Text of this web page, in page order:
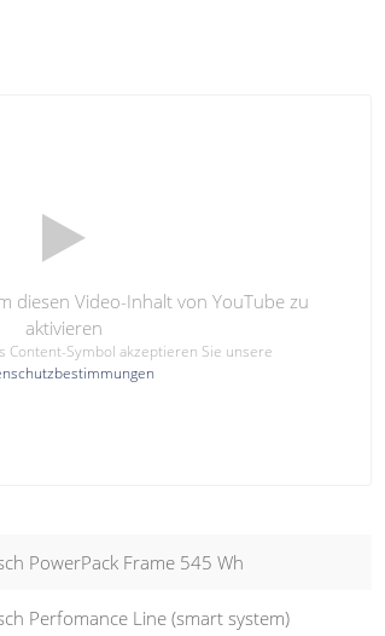
diesen Video-Inhalt von YouTube zu
aktivieren
Content-Symbol akzeptieren Sie unsere
PowerPack Frame 545 Wh
Perfomance Line (smart system)